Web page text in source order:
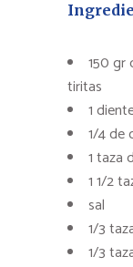
150 gr
tiritas
1
1/4 de
1 taza
1 1/2
sal
1/3
1/3